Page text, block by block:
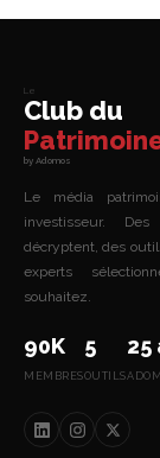
Le
Club du
by Adomos
Le média
investisseur.
décryptent, des
experts
souhaitez.
90K
MEMBRES
5
OUTILS
25